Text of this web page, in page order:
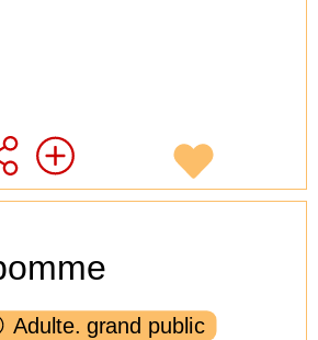
Adulte. grand public